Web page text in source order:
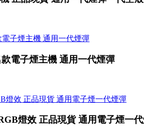
電子煙主機 通用一代煙彈
燈效 正品現貨 通用電子煙一